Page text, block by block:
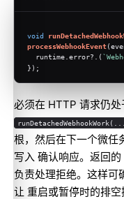
void
processWebhookEvent
  runtime.
error?.(
});
必须在 HTTP 请求仍
根，然后在下一个微任
写入 确认响应。返回
负责处理拒绝。这样可
让 重启或暂停时的排